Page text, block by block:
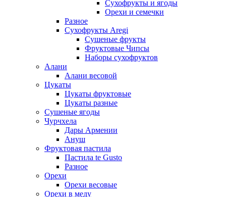
Сухофрукты и ягоды
Орехи и семечки
Разное
Сухофрукты Aregi
Сушеные фрукты
Фруктовые Чипсы
Наборы сухофруктов
Алани
Алани весовой
Цукаты
Цукаты фруктовые
Цукаты разные
Сушеные ягоды
Чурчхела
Дары Армении
Ануш
Фруктовая пастила
Пастила te Gusto
Разное
Орехи
Орехи весовые
Орехи в меду